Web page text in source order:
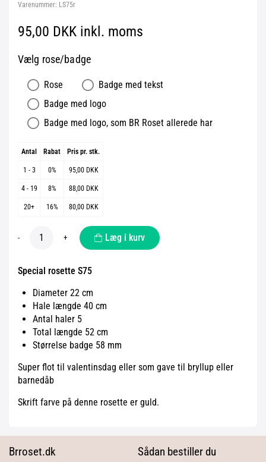
Varenummer: LS75r
95,00 DKK inkl. moms
Vælg rose/badge
Rose
Badge med tekst
Badge med logo
Badge med logo, som BR Roset allerede har
Antal Rabat Pris pr. stk.
1 - 3 0% 95,00 DKK
4 - 19 8% 88,00 DKK
20+ 16% 80,00 DKK
- + Læg i kurv
Special rosette S75
Diameter 22 cm
Hale længde 40 cm
Antal haler 5
Total længde 52 cm
Størrelse badge 58 mm
Super flot til valentinsdag eller som gave til bryllup eller
barnedåb
Skrift farve på denne rosette er guld.
Brroset.dk Sådan bestiller du